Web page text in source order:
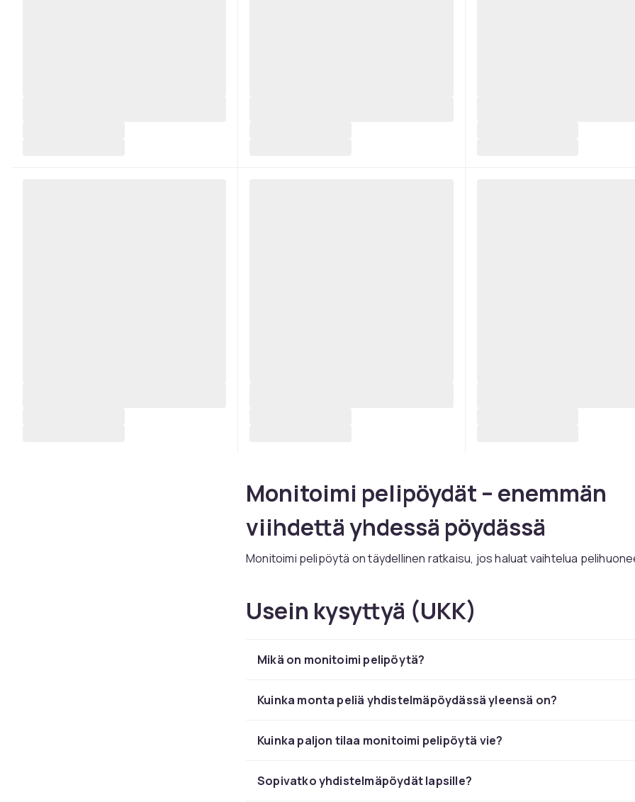
Monitoimi pelipöydät – enemmän
viihdettä yhdessä pöydässä
Monitoimi pelipöytä on täydellinen ratkaisu, jos haluat vaihtelua
yhdistelmiä ovat ilmakiekko, biljardi, pingis, curling, shuffleboard, keilailu ja
jalkapallo – kaikki vaihdettavissa yksinkertaisesti kääntämällä tai
Yhdistelmäpöydät ovat suosittuja lapsiperheissä, koska ne tarjoavat
kanssa ovat dynaamisempia, kun peliä voi vaihtaa helposti illan kuluessa.
murto-osan siitä, mitä kaikki pelit erikseen maksaisivat.
kodiisi parhaiten sopiva pöytä.
Usein kysyttyä (UKK)
Mikä on monitoimi pelipöytä?
Kuinka monta peliä yhdistelmäpöydässä yleensä on?
Kuinka paljon tilaa monitoimi pelipöytä vie?
Sopivatko yhdistelmäpöydät lapsille?